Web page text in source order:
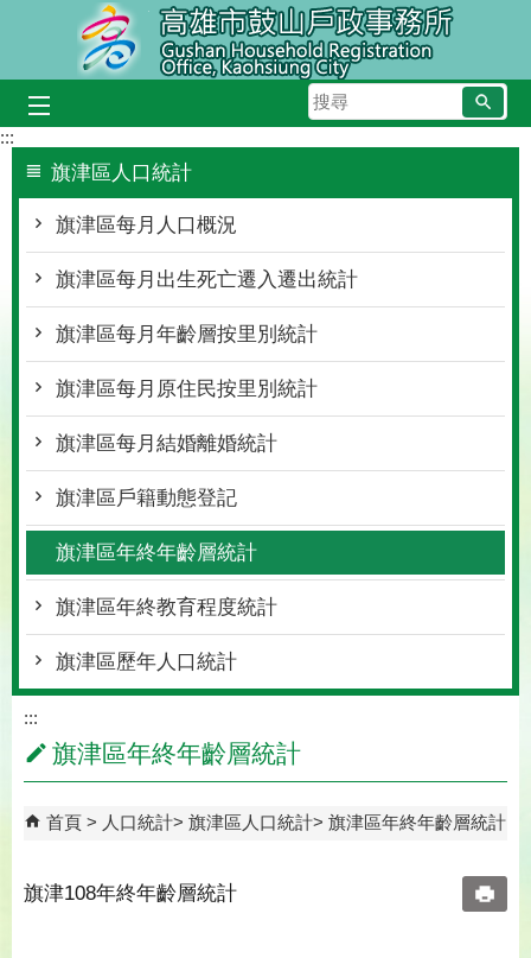
跳到主要內容區塊
搜
尋
:::
旗津區人口統計
旗津區每月人口概況
旗津區每月出生死亡遷入遷出統計
旗津區每月年齡層按里別統計
旗津區每月原住民按里別統計
旗津區每月結婚離婚統計
旗津區戶籍動態登記
旗津區年終年齡層統計
旗津區年終教育程度統計
旗津區歷年人口統計
:::
旗津區年終年齡層統計
首頁 人口統計 旗津區人口統計 旗津區年終年齡層統計
旗津108年終年齡層統計